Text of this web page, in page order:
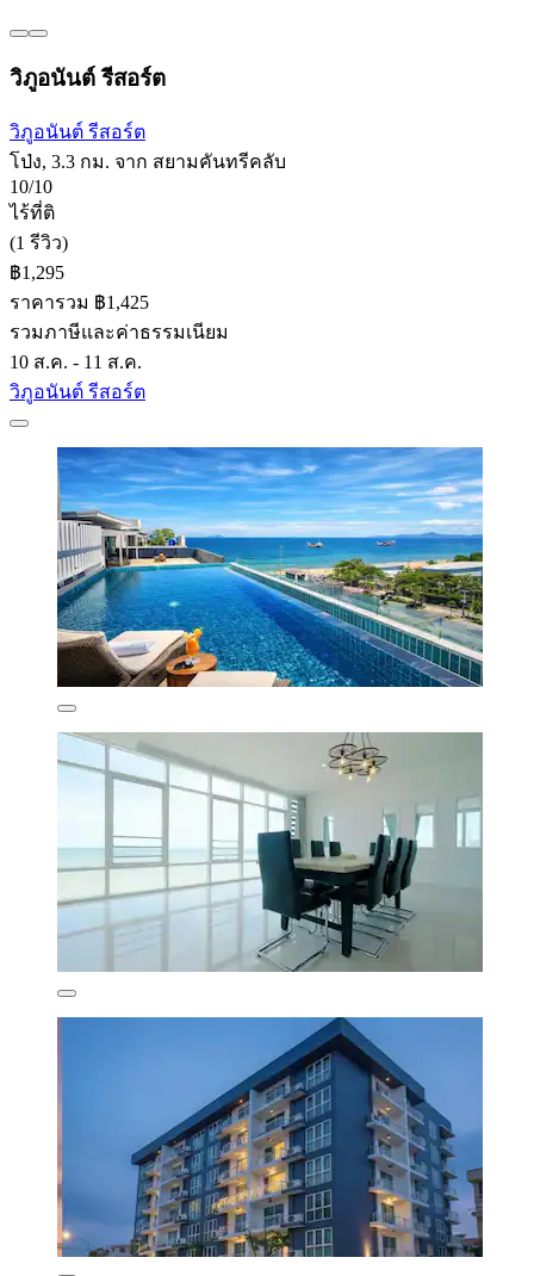
วิภูอนันต์ รีสอร์ต
วิภูอนันต์ รีสอร์ต
โป่ง, 3.3 กม. จาก สยามคันทรีคลับ
10/10
ไร้ที่ติ
(1 รีวิว)
฿1,295
ราคารวม ฿1,425
รวมภาษีและค่าธรรมเนียม
10 ส.ค. - 11 ส.ค.
วิภูอนันต์ รีสอร์ต